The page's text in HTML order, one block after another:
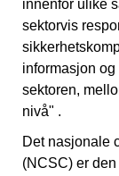
innenfor ulike
sektorvis
informasjon
sektoren,
nivå" .
Det nasjonale
(NCSC) er